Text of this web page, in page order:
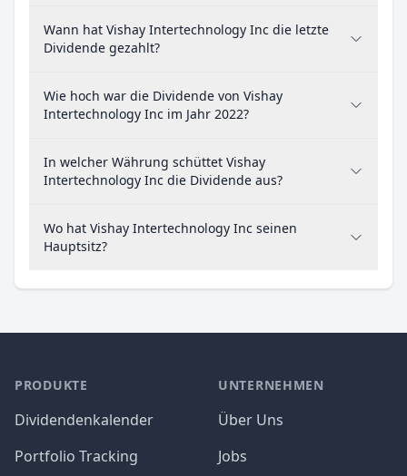
Wann hat Vishay Intertechnology Inc die letzte
Dividende gezahlt?
Wie hoch war die Dividende von Vishay
Intertechnology Inc im Jahr 2022?
In welcher Währung schüttet Vishay
Intertechnology Inc die Dividende aus?
Wo hat Vishay Intertechnology Inc seinen
Hauptsitz?
PRODUKTE
Dividendenkalender
Portfolio Tracking
UNTERNEHMEN
Über Uns
Jobs